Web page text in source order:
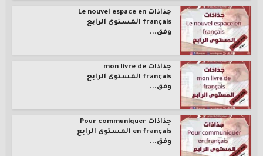
جذاذات Le nouvel espace en
français المستوى الرابع
وفق...
جذاذات mon livre de
français المستوى الرابع
وفق...
جذاذات Pour communiquer
en français المستوى الرابع
وفق...